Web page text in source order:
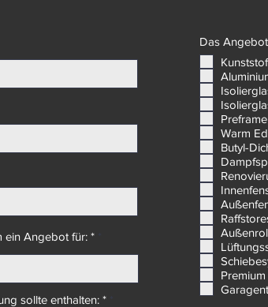
ein Angebot für: *
sollte enthalten: *
Das
Warm
Butyl-